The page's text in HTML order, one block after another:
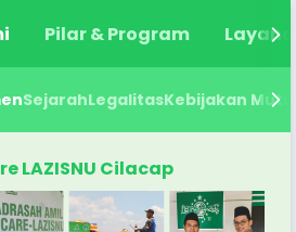
SejarahLegalitasKebijakan Mutu
Pilar & Program Layanan
SejarahLegalitasKebijakan Mutu
LAZISNU Cilacap